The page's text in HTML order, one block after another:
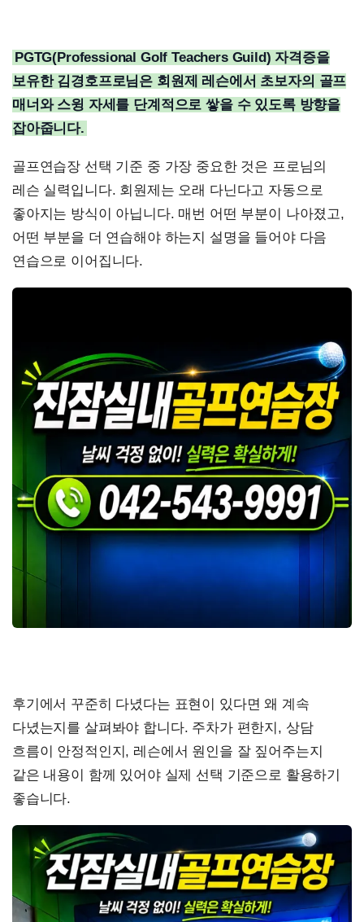
PGTG(Professional Golf Teachers Guild) 자격증을
보유한 김경호프로님은 회원제 레슨에서 초보자의 골프
매너와 스윙 자세를 단계적으로 쌓을 수 있도록 방향을
잡아줍니다.
골프연습장 선택 기준 중 가장 중요한 것은 프로님의
레슨 실력입니다. 회원제는 오래 다닌다고 자동으로
좋아지는 방식이 아닙니다. 매번 어떤 부분이 나아졌고,
어떤 부분을 더 연습해야 하는지 설명을 들어야 다음
연습으로 이어집니다.
후기에서 꾸준히 다녔다는 표현이 있다면 왜 계속
다녔는지를 살펴봐야 합니다. 주차가 편한지, 상담
흐름이 안정적인지, 레슨에서 원인을 잘 짚어주는지
같은 내용이 함께 있어야 실제 선택 기준으로 활용하기
좋습니다.